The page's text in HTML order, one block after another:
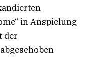
in Anspielung
der